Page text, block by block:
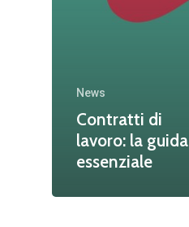
News
Contratti di
lavoro: la guida
essenziale